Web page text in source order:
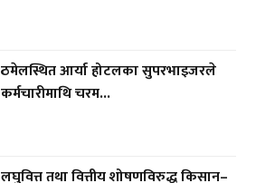
ठमेलस्थित आर्या होटलका सुपरभाइजरले
कर्मचारीमाथि चरम...
लघुवित्त तथा वित्तीय शोषणविरुद्ध किसान–